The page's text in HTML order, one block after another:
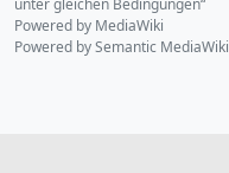
unter gleichen Bedingungen“
Powered by MediaWiki
Powered by Semantic MediaWiki